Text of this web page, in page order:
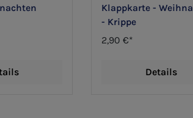
Klappkarte -
- Krippe
2,90 €*
Details